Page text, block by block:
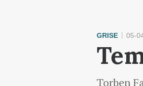
GRISE 05-
Torben